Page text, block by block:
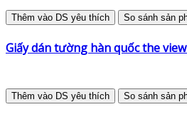
Thêm vào DS yêu thích So sánh sản
Giấy dán tường hàn quốc the
Thêm vào DS yêu thích So sánh sản